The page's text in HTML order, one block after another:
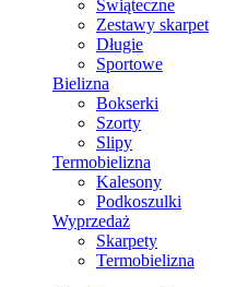
Świąteczne
Zestawy skarpet
Długie
Sportowe
Bielizna
Bokserki
Szorty
Slipy
Termobielizna
Kalesony
Podkoszulki
Wyprzedaż
Skarpety
Termobielizna